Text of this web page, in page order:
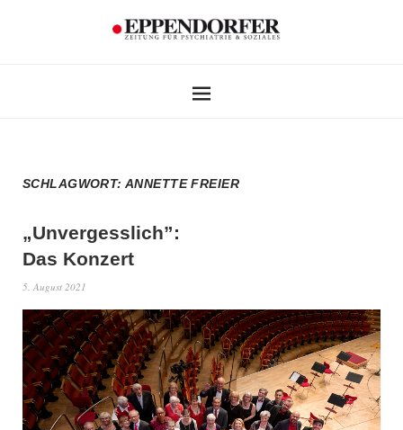
SCHLAGWORT:ANNETTE FREIER
„Unvergesslich”:
Das Konzert
5. August 2021